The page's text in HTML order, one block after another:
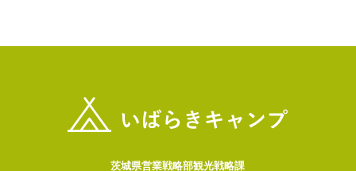
茨城県営業戦略部観光戦略課